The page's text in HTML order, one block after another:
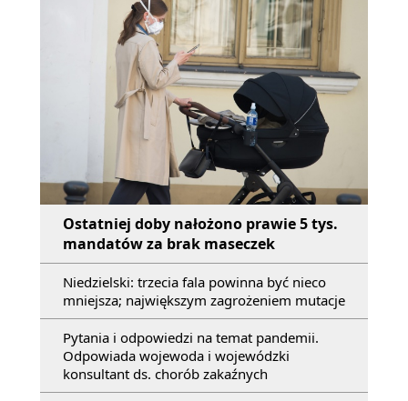
Ostatniej doby nałożono prawie 5 tys.
mandatów za brak maseczek
Niedzielski: trzecia fala powinna być nieco
mniejsza; największym zagrożeniem mutacje
Pytania i odpowiedzi na temat pandemii.
Odpowiada wojewoda i wojewódzki
konsultant ds. chorób zakaźnych